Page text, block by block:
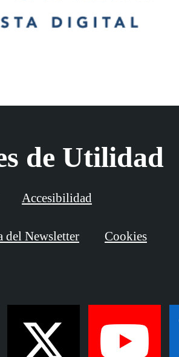
de Utilidad
Accesibilidad
del Newsletter Cookies